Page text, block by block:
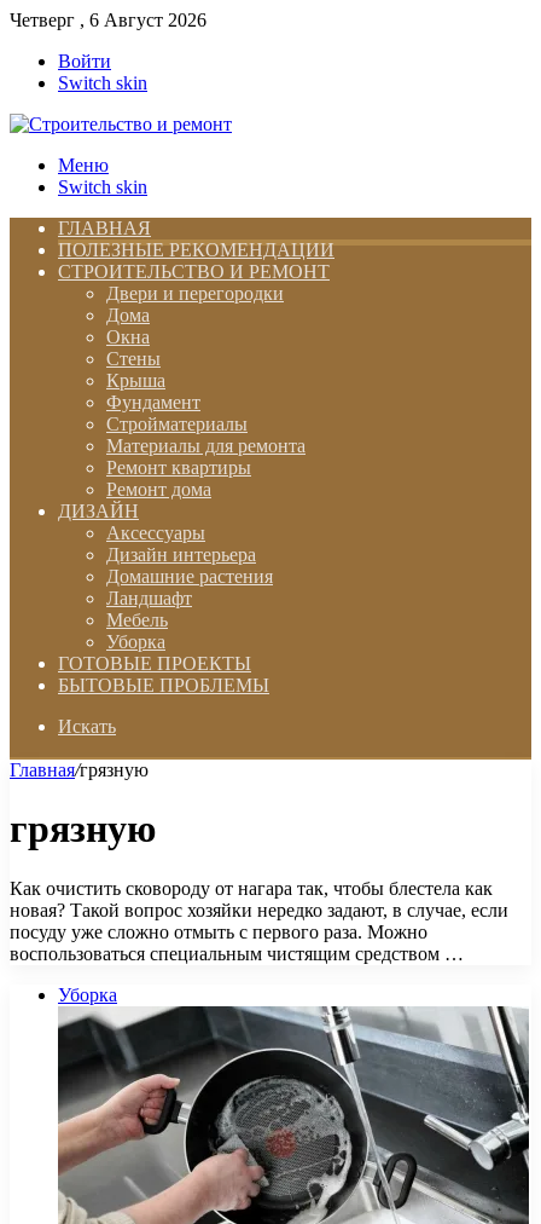
Четверг , 6 Август 2026
Войти
Switch skin
Меню
Switch skin
ГЛАВНАЯ
ПОЛЕЗНЫЕ РЕКОМЕНДАЦИИ
СТРОИТЕЛЬСТВО И РЕМОНТ
Двери и перегородки
Дома
Окна
Стены
Крыша
Фундамент
Стройматериалы
Материалы для ремонта
Ремонт квартиры
Ремонт дома
ДИЗАЙН
Аксессуары
Дизайн интерьера
Домашние растения
Ландшафт
Мебель
Уборка
ГОТОВЫЕ ПРОЕКТЫ
БЫТОВЫЕ ПРОБЛЕМЫ
Искать
Главная/грязную
грязную
Как очистить сковороду от нагара так, чтобы блестела как
новая? Такой вопрос хозяйки нередко задают, в случае, если
посуду уже сложно отмыть с первого раза. Можно
воспользоваться специальным чистящим средством …
Уборка